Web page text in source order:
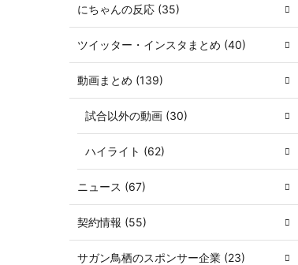
にちゃんの反応 (35)
ツイッター・インスタまとめ (40)
動画まとめ (139)
試合以外の動画 (30)
ハイライト (62)
ニュース (67)
契約情報 (55)
サガン鳥栖のスポンサー企業 (23)